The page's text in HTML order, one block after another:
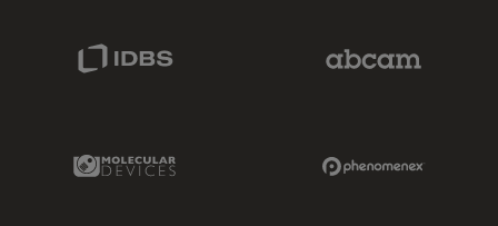
IDBS Link
Molecular Devices Link